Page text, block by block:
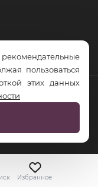
Избранное
пользоваться
этих данных